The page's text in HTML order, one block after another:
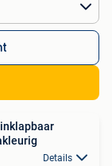
Details